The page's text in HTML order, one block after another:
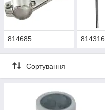
814685 814316
Сортування